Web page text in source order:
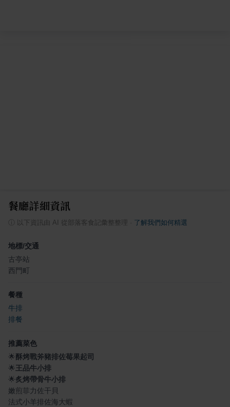
餐廳詳細資訊
以下資訊由 AI 從部落客食記彙整整理 了解我們如何精選
地標/交通
古亭站
西門町
餐種
牛排
排餐
推薦菜色
🌟酥烤戰斧豬排佐莓果起司
🌟王品牛小排
🌟炙烤帶骨牛小排
嫩煎菲力佐干貝
法式小羊排佐海大蝦